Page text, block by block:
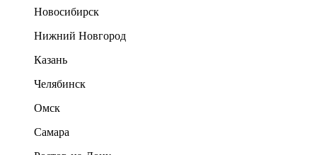
Новосибирск
Нижний Новгород
Казань
Челябинск
Омск
Самара